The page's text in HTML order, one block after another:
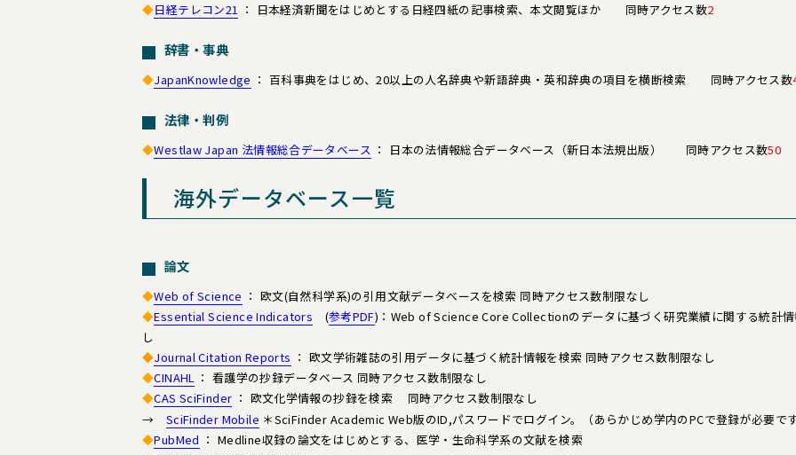
◆日経テレコン21 ： 日本経済新聞をはじめとする日経四紙の記事検索、本文閲覧ほか 同時アクセス数2
辞書・事典
◆JapanKnowledge ： 百科事典をはじめ、20以上の人名辞典や新語辞典・英和辞典の項目を横断検索 同時アクセス数
法律・判例
◆Westlaw Japan 法情報総合データベース ： 日本の法情報総合データベース（新日本法規出版） 同時アクセス数50
海外データベース一覧
論文
◆Web of Science ： 欧文(自然科学系)の引用文献データベースを検索 同時アクセス数制限なし
◆Essential Science Indicators (参考PDF)：Web of Science Core Collectionのデータに基づく研究業績に関する統計
し
◆Journal Citation Reports ： 欧文学術雑誌の引用データに基づく統計情報を検索 同時アクセス数制限なし
◆CINAHL ： 看護学の抄録データベース 同時アクセス数制限なし
◆CAS SciFinder ： 欧文化学情報の抄録を検索 同時アクセス数制限なし
→ SciFinder Mobile ＊SciFinder Academic Web版のID,パスワードでログイン。（あらかじめ学内のPCで登録が必要で
◆PubMed ： Medline収録の論文をはじめとする、医学・生命科学系の文献を検索